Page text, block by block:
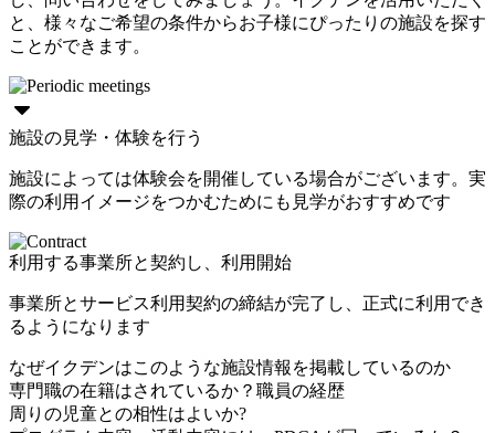
と、様々なご希望の条件からお子様にぴったりの施設を探す
ことができます。
施設の見学・体験を行う
施設によっては体験会を開催している場合がございます。実
際の利用イメージをつかむためにも見学がおすすめです
利用する事業所と契約し、利用開始
事業所とサービス利用契約の締結が完了し、正式に利用でき
るようになります
なぜイクデンはこのような施設情報を掲載しているのか
専門職の在籍はされているか？職員の経歴
周りの児童との相性はよいか?